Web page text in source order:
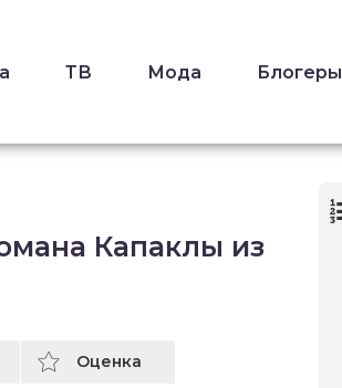
ТВ Мода Блогеры
Капаклы из
Оценка